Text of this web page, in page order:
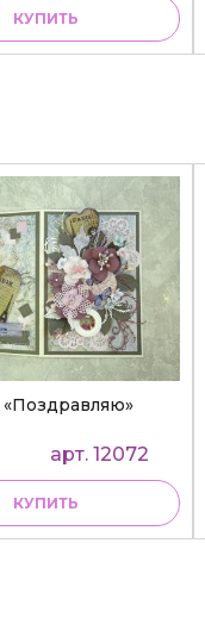
КУПИТЬ
арт. 12072
КУПИТЬ